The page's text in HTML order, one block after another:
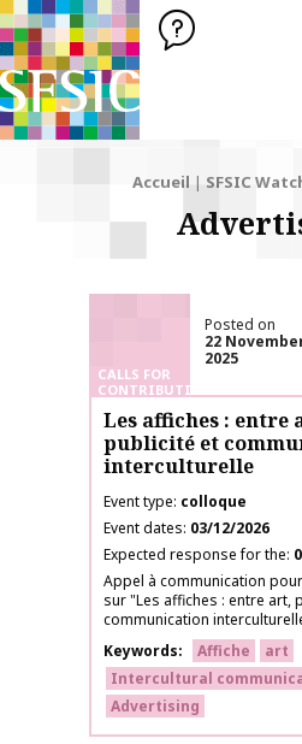
SFSIC Société Française des
Société
Accueil | SFSIC
CALLS FOR
CONTRIBUTIONS
Posted on
22
2025
Les affiches : entre
publicité et
interculturelle
Event type colloque
Event dates 03/12/2026
Expected response for the
Appel à communication
sur "Les affiches : entre art,
communication
Keywords
Affiche
art
Intercultural
Advertising